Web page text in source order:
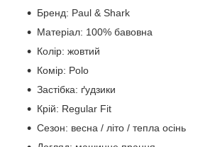
Бренд: Paul & Shark
Матеріал: 100% бавовна
Колір: жовтий
Комір: Polo
Застібка: ґудзики
Крій: Regular Fit
Сезон: весна / літо / тепла осінь